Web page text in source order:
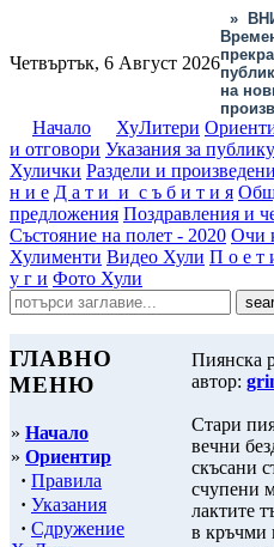
Четвъртък, 6 Август 2026
»
на
Начало ХуЛитери
и отговори Указания за
Хулички Раздели и
н и е Д а т и и с ъ б и т и я
предложения Поздравления и
Състояние на полет - 2020 Очи
Хулименти Видео Хули П о е т
у г и Фото Хули
ГЛАВНО
МЕНЮ
» Начало
» Ориентир
· Правила
· Указания
· Сдружение
Пиянска
автор:
Стари
вечни
скъсани
счупени
лактите
в кръчми